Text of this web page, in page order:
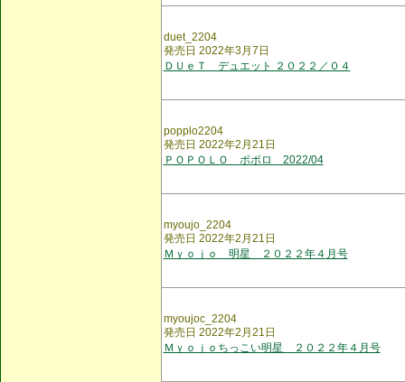
duet_2204
発売日 2022年3月7日
ＤＵｅＴ デュエット ２０２２／０４
popplo2204
発売日 2022年2月21日
ＰＯＰＯＬＯ ポポロ 2022/04
myoujo_2204
発売日 2022年2月21日
Ｍｙｏｊｏ 明星 ２０２２年４月号
myoujoc_2204
発売日 2022年2月21日
Ｍｙｏｊｏちっこい明星 ２０２２年４月号